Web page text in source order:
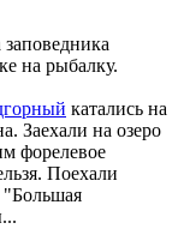
заповедника
на рыбалку.
катались на
Заехали на озеро
форелевое
Поехали
"Большая